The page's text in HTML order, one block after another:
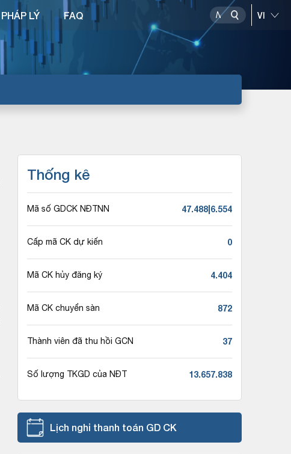
PHÁP LÝ FAQ
Thống kê
Mã số GDCK NĐTNN 47.488|6.554
Cấp mã CK dự kiến 0
Mã CK hủy đăng ký 4.404
Mã CK chuyển sàn 872
Thành viên đã thu hồi GCN 37
Số lượng TKGD của NĐT 13.657.838
Lịch nghỉ thanh toán GD CK